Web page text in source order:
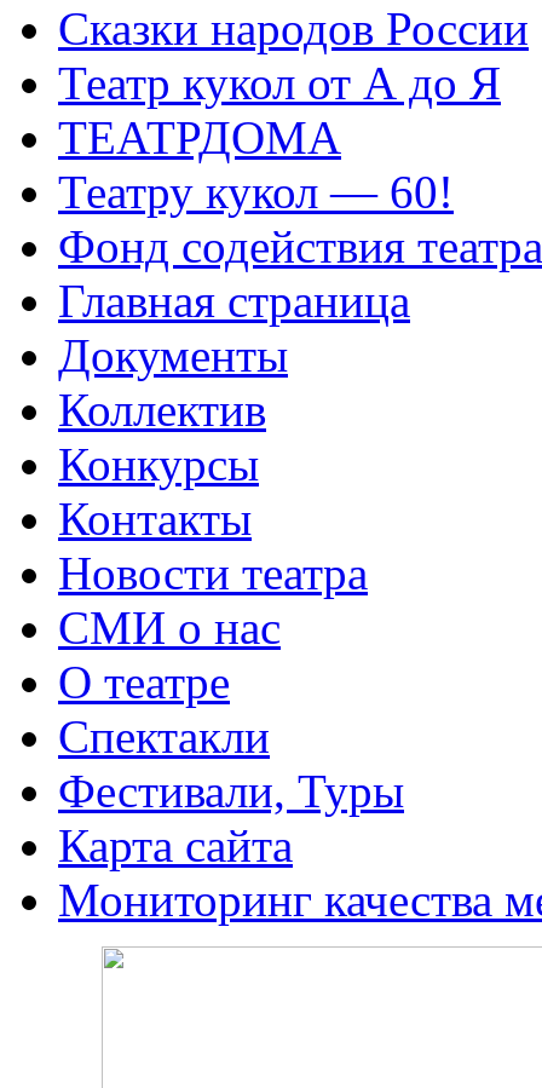
Сказки народов России
Театр кукол от А до Я
ТЕАТРДОМА
Театру кукол — 60!
Фонд содействия
Главная страница
Документы
Коллектив
Конкурсы
Контакты
Новости театра
СМИ о нас
О театре
Спектакли
Фестивали, Туры
Карта сайта
Мониторинг качества